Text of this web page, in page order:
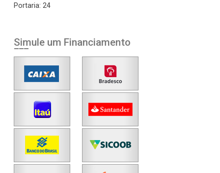
Portaria: 24
Simule um Financiamento